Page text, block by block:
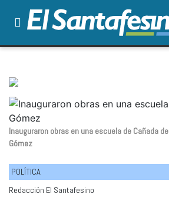
Inauguraron obras en una escuela de Cañada de
Gómez
POLÍTICA
Redacción El Santafesino